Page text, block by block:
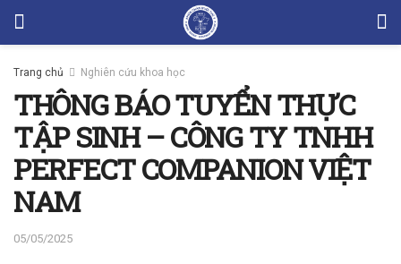
Trang chủ Nghiên cứu khoa học
THÔNG BÁO TUYỂN THỰC
TẬP SINH – CÔNG TY TNHH
PERFECT COMPANION VIỆT
NAM
05/05/2025